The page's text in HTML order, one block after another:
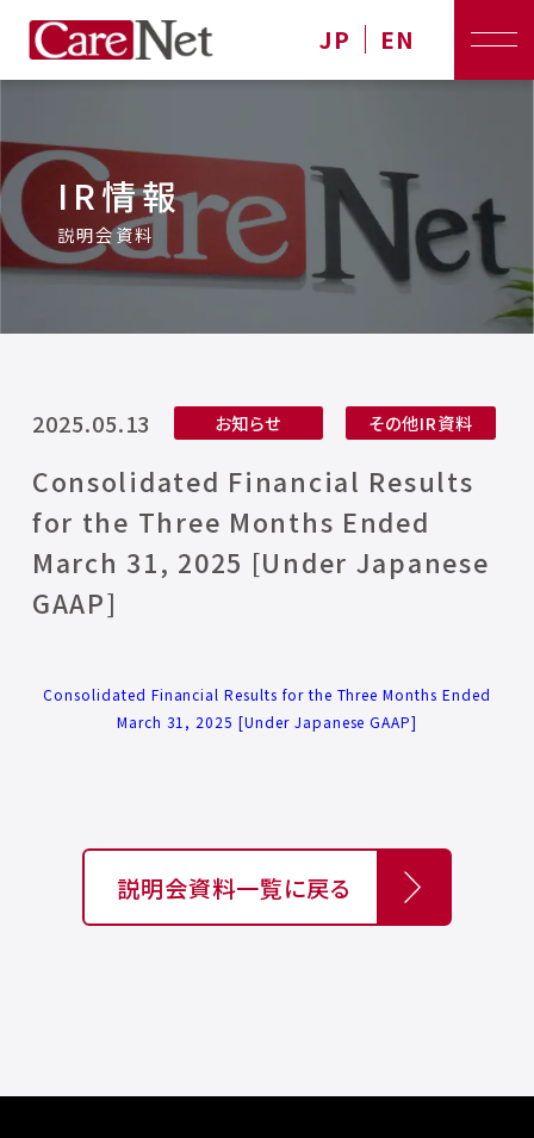
JP EN
IR情報
説明会資料
2025.05.13 お知らせ その他IR資料
Consolidated Financial Results
for the Three Months Ended
March 31, 2025 [Under Japanese
GAAP]
Consolidated Financial Results for the Three Months Ended
March 31, 2025 [Under Japanese GAAP]
説明会資料一覧に戻る